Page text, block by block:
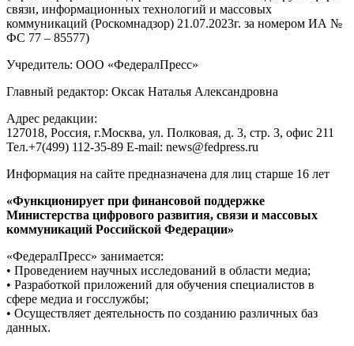
связи, информационных технологий и массовых
коммуникаций (Роскомнадзор) 21.07.2023г. за номером ИА №
ФС 77 – 85577)
Учредитель: ООО «ФедералПресс»
Главный редактор: Оксак Наталья Александровна
Адрес редакции:
127018, Россия, г.Москва, ул. Полковая, д. 3, стр. 3, офис 211
Тел.+7(499) 112-35-89 E-mail: news@fedpress.ru
Информация на сайте предназначена для лиц старше 16 лет
«Функционирует при финансовой поддержке
Министерства цифрового развития, связи и массовых
коммуникаций Российской Федерации»
«ФедералПресс» занимается:
• Проведением научных исследований в области медиа;
• Разработкой приложений для обучения специалистов в
сфере медиа и госслужбы;
• Осуществляет деятельность по созданию различных баз
данных.